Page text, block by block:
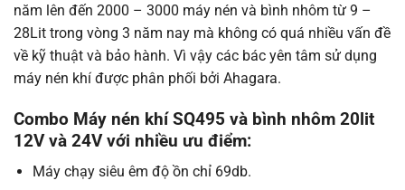
năm lên đến 2000 – 3000 máy nén và bình nhôm từ 9 –
28Lit trong vòng 3 năm nay mà không có quá nhiều vấn đề
về kỹ thuật và bảo hành. Vì vậy các bác yên tâm sử dụng
máy nén khí được phân phối bởi Ahagara.
Combo Máy nén khí SQ495 và bình nhôm 20lit
12V và 24V với nhiều ưu điểm:
Máy chạy siêu êm độ ồn chỉ 69db.